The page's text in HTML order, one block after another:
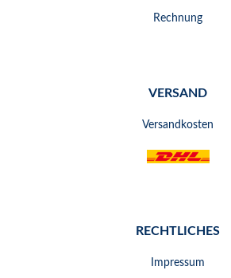
Rechnung
VERSAND
Versandkosten
RECHTLICHES
Impressum